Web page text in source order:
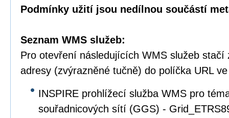
Podmínky užití jsou nedílnou součástí
Seznam WMS služeb:
Pro otevření následujících WMS služeb
adresy (zvýrazněné tučně) do políčka URL
INSPIRE prohlížecí služba WMS pro
souřadnicových sítí (GGS) -